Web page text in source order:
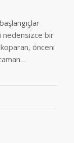
nedensizce bir
önceni